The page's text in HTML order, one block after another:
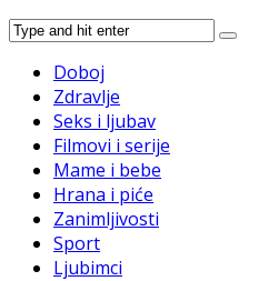
Doboj
Zdravlje
Seks i ljubav
Filmovi i serije
Mame i bebe
Hrana i piće
Zanimljivosti
Sport
Ljubimci